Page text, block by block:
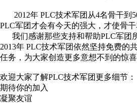
2012年 PLC技术军团从4名骨干到
PLC军团才会有今天的强大，才使骨
我们感谢那些支持和帮助PLC军团
2013年 PLC技术军团依然坚持免费的
任务，为大家创造更多意想不到的惊
欢迎大家了解PLC技术军团更多细节：
期待你的加入
凝聚友谊